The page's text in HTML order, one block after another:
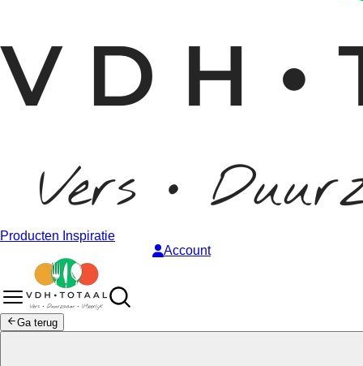
Producten Inspiratie
Account
Ga terug